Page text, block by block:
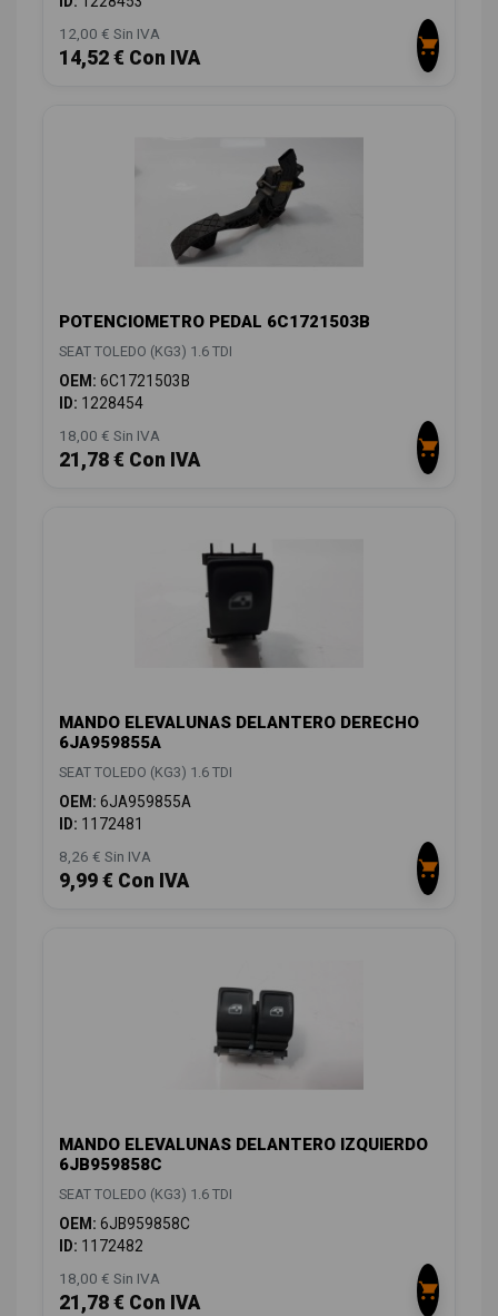
12,00 € Sin IVA
14,52 € Con IVA
POTENCIOMETRO PEDAL 6C1721503B
SEAT TOLEDO (KG3) 1.6 TDI
OEM: 6C1721503B
ID: 1228454
18,00 € Sin IVA
21,78 € Con IVA
MANDO ELEVALUNAS DELANTERO DERECHO
6JA959855A
SEAT TOLEDO (KG3) 1.6 TDI
OEM: 6JA959855A
ID: 1172481
8,26 € Sin IVA
9,99 € Con IVA
MANDO ELEVALUNAS DELANTERO IZQUIERDO
6JB959858C
SEAT TOLEDO (KG3) 1.6 TDI
OEM: 6JB959858C
ID: 1172482
18,00 € Sin IVA
21,78 € Con IVA